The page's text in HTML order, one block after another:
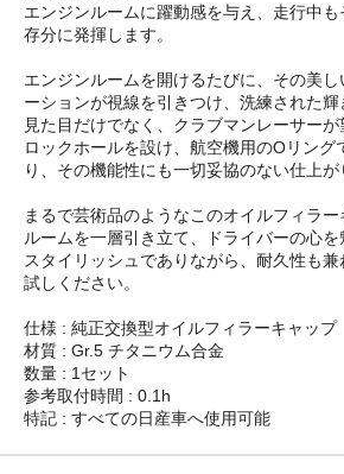
エンジンルームに躍動感を与え、走行中
存分に発揮します。
エンジンルームを開けるたびに、その美
ーションが視線を引きつけ、洗練された輝
見た目だけでなく、クラブマンレーサー
ロックホールを設け、航空機用のOリング
り、その機能性にも一切妥協のない仕上が
まるで芸術品のようなこのオイルフィラ
ルームを一層引き立て、ドライバーの心を
スタイリッシュでありながら、耐久性も
試しください。
仕様 : 純正交換型オイルフィラーキャップ
材質 : Gr.5 チタニウム合金
数量 : 1セット
参考取付時間 : 0.1h
特記 : すべての日産車へ使用可能